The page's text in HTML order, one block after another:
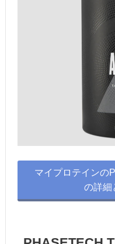
マイプロテインの
の詳細